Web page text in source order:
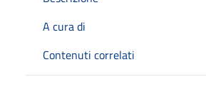
A cura di
Contenuti correlati